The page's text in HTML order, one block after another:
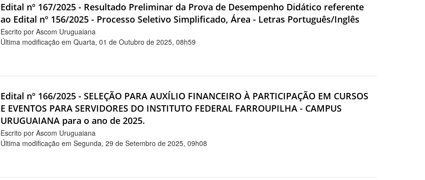
Edital nº 167/2025 - Resultado Preliminar da Prova de Desempenho Didático referente
ao Edital nº 156/2025 - Processo Seletivo Simplificado, Área - Letras Português/Inglês
Escrito por Ascom Uruguaiana
Última modificação em Quarta, 01 de Outubro de 2025, 08h59
Edital nº 166/2025 - SELEÇÃO PARA AUXÍLIO FINANCEIRO À PARTICIPAÇÃO EM CURSOS
E EVENTOS PARA SERVIDORES DO INSTITUTO FEDERAL FARROUPILHA - CAMPUS
URUGUAIANA para o ano de 2025.
Escrito por Ascom Uruguaiana
Última modificação em Segunda, 29 de Setembro de 2025, 09h08